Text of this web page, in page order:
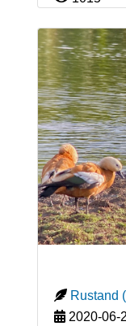
Rustand (
2020-06-